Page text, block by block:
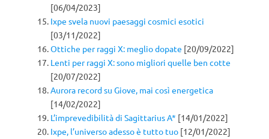
[06/04/2023]
Ixpe svela nuovi paesaggi cosmici esotici
[03/11/2022]
Ottiche per raggi X: meglio dopate [20/09/2022]
Lenti per raggi X: sono migliori quelle ben cotte
[20/07/2022]
Aurora record su Giove, mai così energetica
[14/02/2022]
L’imprevedibilità di Sagittarius A* [14/01/2022]
Ixpe, l’universo adesso è tutto tuo [12/01/2022]